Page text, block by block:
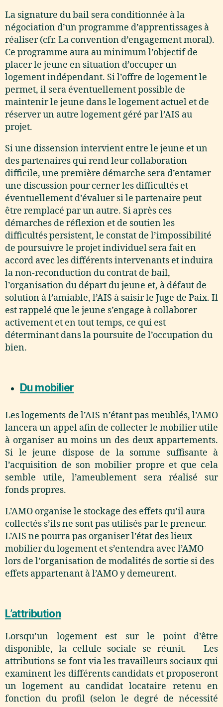
La signature du bail sera conditionnée à la
négociation d’un programme d’apprentissages à
réaliser (cfr. La convention d’engagement moral).
Ce programme aura au minimum l’objectif de
placer le jeune en situation d’occuper un
logement indépendant. Si l’offre de logement le
permet, il sera éventuellement possible de
maintenir le jeune dans le logement actuel et de
réserver un autre logement géré par l’AIS au
projet.
Si une dissension intervient entre le jeune et un
des partenaires qui rend leur collaboration
difficile, une première démarche sera d’entamer
une discussion pour cerner les difficultés et
éventuellement d’évaluer si le partenaire peut
être remplacé par un autre. Si après ces
démarches de réflexion et de soutien les
difficultés persistent, le constat de l’impossibilité
de poursuivre le projet individuel sera fait en
accord avec les différents intervenants et induira
la non-reconduction du contrat de bail,
l’organisation du départ du jeune et, à défaut de
solution à l’amiable, l’AIS à saisir le Juge de Paix. Il
est rappelé que le jeune s’engage à collaborer
activement et en tout temps, ce qui est
déterminant dans la poursuite de l’occupation du
bien.
Du mobilier
Les logements de l’AIS n’étant pas meublés, l’AMO
lancera un appel afin de collecter le mobilier utile
à organiser au moins un des deux appartements.
Si le jeune dispose de la somme suffisante à
l’acquisition de son mobilier propre et que cela
semble utile, l’ameublement sera réalisé sur
fonds propres.
L’AMO organise le stockage des effets qu’il aura
collectés s’ils ne sont pas utilisés par le preneur.
L’AIS ne pourra pas organiser l’état des lieux
mobilier du logement et s’entendra avec l’AMO
lors de l’organisation de modalités de sortie si des
effets appartenant à l’AMO y demeurent.
L’attribution
Lorsqu’un logement est sur le point d’être
disponible, la cellule sociale se réunit. Les
attributions se font via les travailleurs sociaux qui
examinent les différents candidats et proposeront
un logement au candidat locataire retenu en
fonction du profil (selon le degré de nécessité